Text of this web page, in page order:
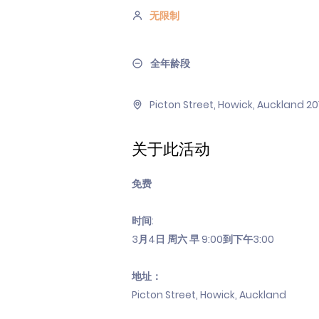
无限制
全年龄段
Picton Street, Howick, Auckland
关于此活动
免费
时间:
3月4日 周六 早 9:00到下午3:00
地址：
Picton Street, Howick, Auckland